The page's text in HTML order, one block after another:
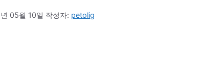
05월 10일 작성자: petolig